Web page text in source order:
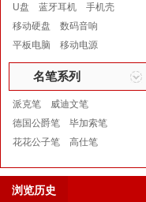
U盘 蓝牙耳机
手机壳
移动硬盘
数码音响
平板电脑
移动电源
名笔系列
派克笔
威迪文笔
德国公爵笔
毕加索笔
花花公子笔
高仕笔
浏览历史